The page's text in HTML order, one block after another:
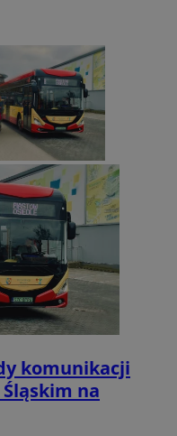
komunikacji
na